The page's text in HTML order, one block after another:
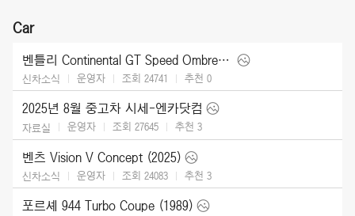
Car
벤틀리 Continental GT Speed Ombre by Mulliner (2025)
신차소식 운영자 조회 24741 추천 0
2025년 8월 중고차 시세-엔카닷컴
자료실 운영자 조회 27645 추천 3
벤츠 Vision V Concept (2025)
신차소식 운영자 조회 24083 추천 3
포르셰 944 Turbo Coupe (1989)